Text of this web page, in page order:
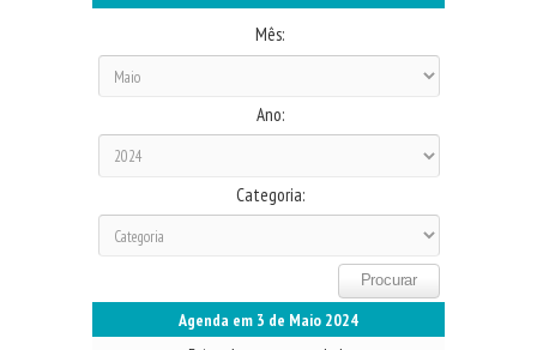
Mês:
Ano:
Categoria:
Agenda em 3 de Maio 2024